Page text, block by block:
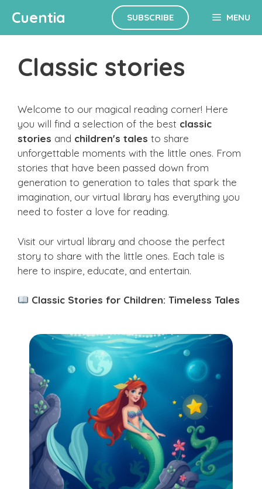
content
Cuentia MENU
SUBSCRIBE
Classic stories
Welcome to our magical reading corner! Here
you will find a selection of the best classic
stories and children's tales to share
unforgettable moments with the little ones. From
stories that have been passed down from
generation to generation to tales that spark the
imagination, our virtual library has everything you
need to foster a love for reading.
Visit our virtual library and choose the perfect
story to share with the little ones. Each tale is
here to inspire, educate, and entertain.
Classic Stories for Children: Timeless Tales